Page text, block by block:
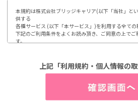
本規約は株式会社ブリッジキャリア(以下「当社」と
供する
各種サービス (以下「本サービス」)を利用する全ての
下記のご利用条件をよくお読み頂き、ご同意の上で
す。
1.第1条 利用及び登録
利用登録やお申込みは、当社が定める方法によって
又、登録情報に変更が発生した場合、速やかに登録内
(1)開示などのご請求のお申し出先
2.第2条 個人情報の取り扱い
上記「利用規約・個人情報の